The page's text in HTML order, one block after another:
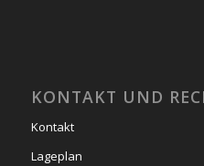
KONTAKT UND
Kontakt
Lageplan